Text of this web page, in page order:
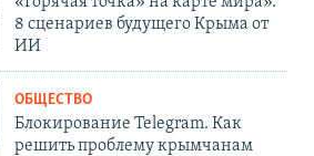
8 сценариев будущего Крыма от
ИИ
ОБЩЕСТВО
Блокирование Telegram. Как
решить проблему крымчанам